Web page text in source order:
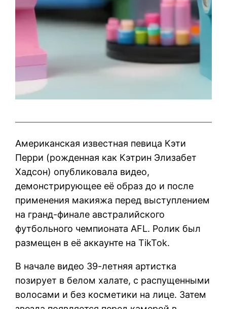
Американская известная певица Кэти
Перри (рожденная как Кэтрин Элизабет
Хадсон) опубликовала видео,
демонстрирующее её образ до и после
применения макияжа перед выступлением
на гранд-финале австралийского
футбольного чемпионата AFL. Ролик был
размещен в её аккаунте на TikTok.
В начале видео 39-летняя артистка
позирует в белом халате, с распущенными
волосами и без косметики на лице. Затем